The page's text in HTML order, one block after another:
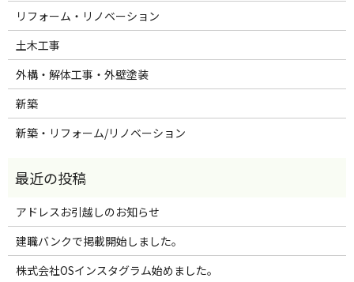
リフォーム・リノベーション
土木工事
外構・解体工事・外壁塗装
新築
新築・リフォーム/リノベーション
アドレスお引越しのお知らせ
建職バンクで掲載開始しました。
株式会社OSインスタグラム始めました。